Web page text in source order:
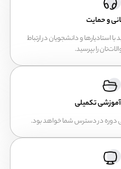
و دانشجویان در ارتباط
شما خواهد بود.